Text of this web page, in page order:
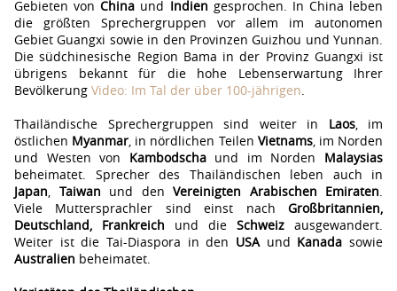
Gebieten vonChina und Indien gesprochen. In China leben
die größten Sprechergruppen vor allem im autonomen
Gebiet Guangxi sowie in den Provinzen Guizhou und Yunnan.
Die südchinesische Region Bama in der Provinz Guangxi ist
übrigens bekannt für die hohe Lebenserwartung Ihrer
Bevölkerung Video: Im Tal der über 100-jährigen
Thailändische Sprechergruppen sind weiter in Laos, im
östlichen Myanmar , in nördlichen Teilen Vietnams, im Norden
und Westen von Kambodschaund im Norden Malaysias
beheimatet. Sprecher des Thailändischen leben auch in
Japan
Taiwan und den Vereinigten Arabischen Emiraten
Viele Muttersprachler sind einst nach Großbritannien,
Deutschland, Frankreich und die Schweiz ausgewandert.
Weiter ist die Tai-Diaspora in den USA und Kanada sowie
Australien beheimatet.